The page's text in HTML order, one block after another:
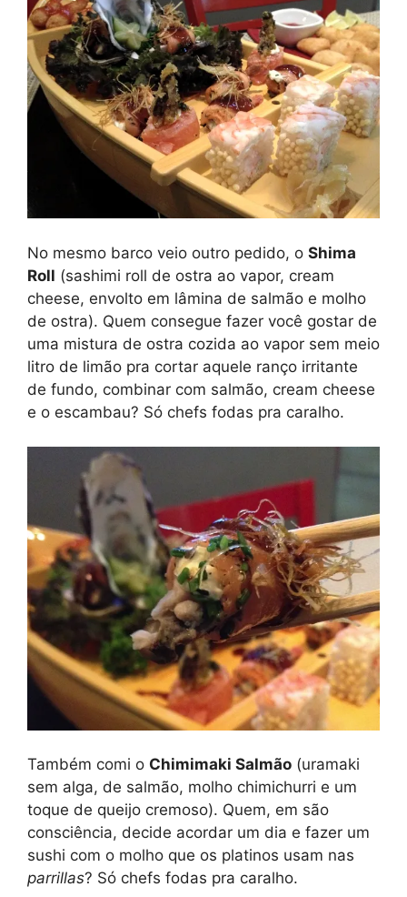
No mesmo barco veio outro pedido, o Shima
Roll (sashimi roll de ostra ao vapor, cream
cheese, envolto em lâmina de salmão e molho
de ostra). Quem consegue fazer você gostar de
uma mistura de ostra cozida ao vapor sem meio
litro de limão pra cortar aquele ranço irritante
de fundo, combinar com salmão, cream cheese
e o escambau? Só chefs fodas pra caralho.
Também comi o Chimimaki Salmão (uramaki
sem alga, de salmão, molho chimichurri e um
toque de queijo cremoso). Quem, em são
consciência, decide acordar um dia e fazer um
sushi com o molho que os platinos usam nas
parrillas? Só chefs fodas pra caralho.